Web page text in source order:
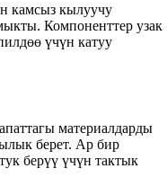
камсыз кылуучу
Компоненттер узак
үчүн катуу
материалдарды
берет. Ар бир
берүү үчүн тактык